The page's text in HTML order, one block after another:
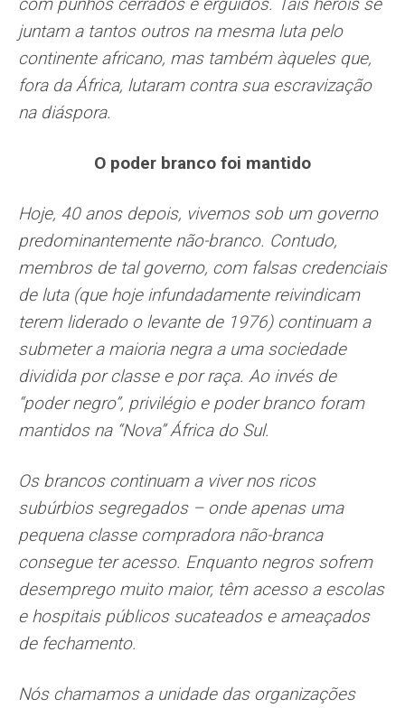
com punhos cerrados e erguidos. Tais heróis se
juntam a tantos outros na mesma luta pelo
continente africano, mas também àqueles que,
fora da África, lutaram contra sua escravização
na diáspora.
O poder branco foi mantido
Hoje, 40 anos depois, vivemos sob um governo
predominantemente não-branco. Contudo,
membros de tal governo, com falsas credenciais
de luta (que hoje infundadamente reivindicam
terem liderado o levante de 1976) continuam a
submeter a maioria negra a uma sociedade
dividida por classe e por raça. Ao invés de
“poder negro”, privilégio e poder branco foram
mantidos na “Nova” África do Sul.
Os brancos continuam a viver nos ricos
subúrbios segregados – onde apenas uma
pequena classe compradora não-branca
consegue ter acesso. Enquanto negros sofrem
desemprego muito maior, têm acesso a escolas
e hospitais públicos sucateados e ameaçados
de fechamento.
Nós chamamos a unidade das organizações